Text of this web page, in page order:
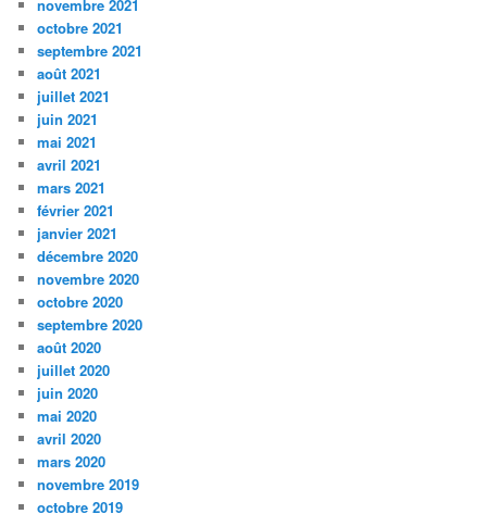
novembre 2021
octobre 2021
septembre 2021
août 2021
juillet 2021
juin 2021
mai 2021
avril 2021
mars 2021
février 2021
janvier 2021
décembre 2020
novembre 2020
octobre 2020
septembre 2020
août 2020
juillet 2020
juin 2020
mai 2020
avril 2020
mars 2020
novembre 2019
octobre 2019